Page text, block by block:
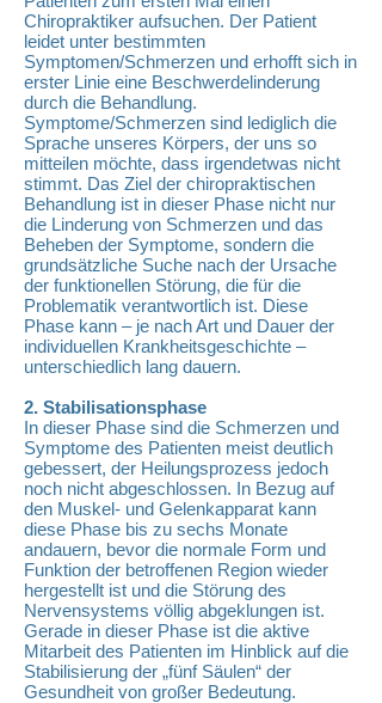
Chiropraktiker aufsuchen. Der Patient
leidet unter bestimmten
Symptomen/Schmerzen und erhofft sich in
erster Linie eine Beschwerdelinderung
durch die Behandlung.
Symptome/Schmerzen sind lediglich die
Sprache unseres Körpers, der uns so
mitteilen möchte, dass irgendetwas nicht
stimmt. Das Ziel der chiropraktischen
Behandlung ist in dieser Phase nicht nur
die Linderung von Schmerzen und das
Beheben der Symptome, sondern die
grundsätzliche Suche nach der Ursache
der funktionellen Störung, die für die
Problematik verantwortlich ist. Diese
Phase kann – je nach Art und Dauer der
individuellen Krankheitsgeschichte –
unterschiedlich lang dauern.
2. Stabilisationsphase
In dieser Phase sind die Schmerzen und
Symptome des Patienten meist deutlich
gebessert, der Heilungsprozess jedoch
noch nicht abgeschlossen. In Bezug auf
den Muskel- und Gelenkapparat kann
diese Phase bis zu sechs Monate
andauern, bevor die normale Form und
Funktion der betroffenen Region wieder
hergestellt ist und die Störung des
Nervensystems völlig abgeklungen ist.
Gerade in dieser Phase ist die aktive
Mitarbeit des Patienten im Hinblick auf die
Stabilisierung der „fünf Säulen“ der
Gesundheit von großer Bedeutung.